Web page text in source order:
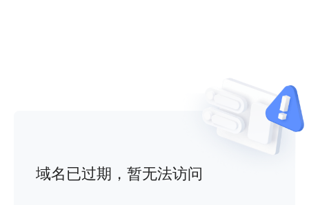
域名已过期，暂无法访问